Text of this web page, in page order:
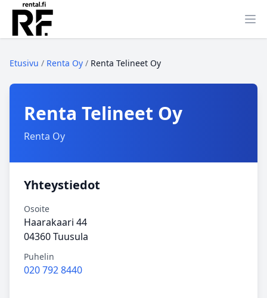
Etusivu / Renta Oy / Renta Telineet Oy
Renta Telineet Oy
Renta Oy
Yhteystiedot
Osoite
Haarakaari 44
04360 Tuusula
Puhelin
020 792 8440